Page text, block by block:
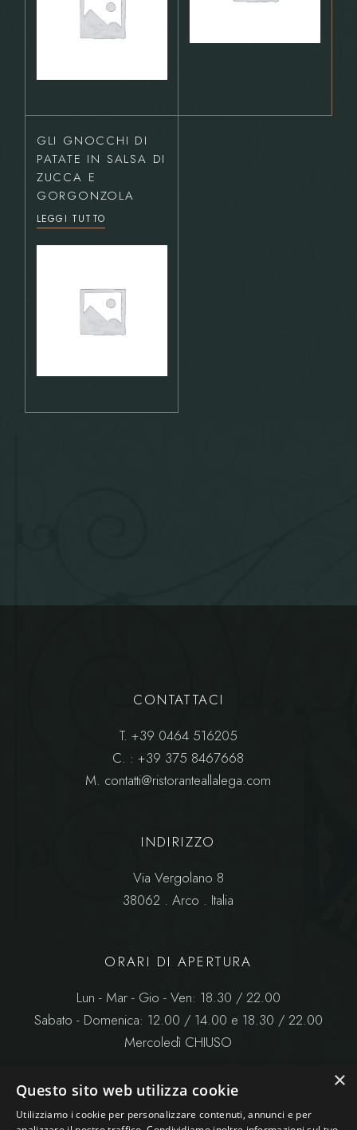
GLI GNOCCHI DI
PATATE IN SALSA DI
ZUCCA E
GORGONZOLA
LEGGI TUTTO
CONTATTACI
T. +39 0464 516205
C. : +39 375 8467668
M. contatti@ristoranteallalega.com
INDIRIZZO
Via Vergolano 8
38062 . Arco . Italia
ORARI DI APERTURA
Lun - Mar - Gio - Ven: 18.30 / 22.00
Sabato - Domenica: 12.00 / 14.00 e 18.30 / 22.00
Mercoledì CHIUSO
×
Questo sito web utilizza cookie
Utilizziamo i cookie per personalizzare contenuti, annunci e per